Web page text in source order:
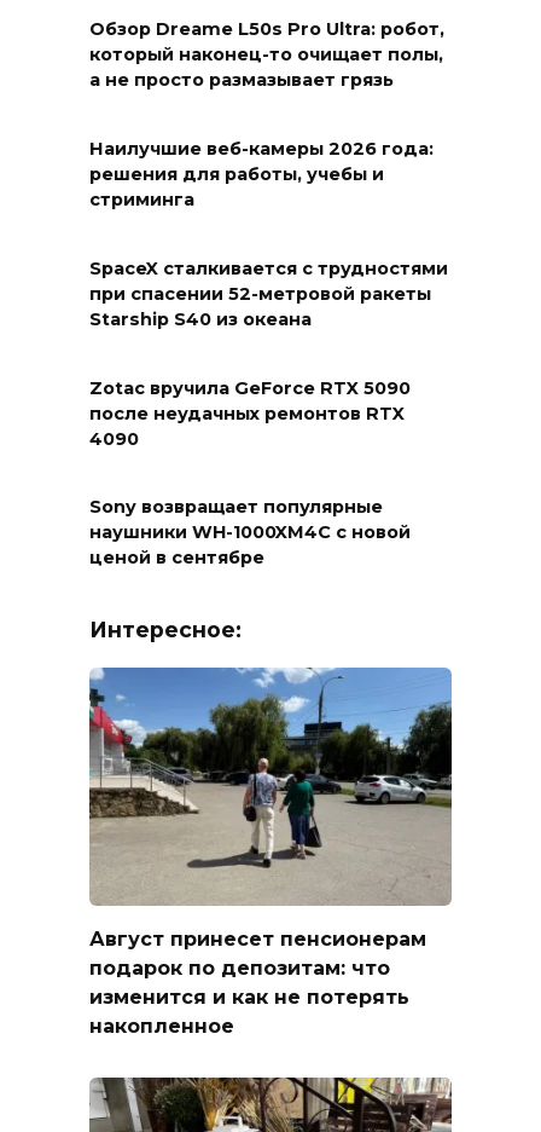
Обзор Dreame L50s Pro Ultra: робот,
который наконец-то очищает полы,
а не просто размазывает грязь
Наилучшие веб-камеры 2026 года:
решения для работы, учебы и
стриминга
SpaceX сталкивается с трудностями
при спасении 52-метровой ракеты
Starship S40 из океана
Zotac вручила GeForce RTX 5090
после неудачных ремонтов RTX
4090
Sony возвращает популярные
наушники WH-1000XM4C с новой
ценой в сентябре
Интересное:
Август принесет пенсионерам
подарок по депозитам: что
изменится и как не потерять
накопленное